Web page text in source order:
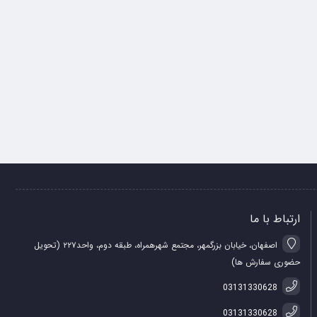
ارتباط با ما
اصفهان، خیابان بزرگمهر، مجتمع شهرهمراه، طبقه دوم، واحد۲۲۷ (تحویل
حضوری سفارش ها)
03131330628
03131330628